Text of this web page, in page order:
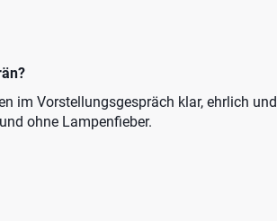
im Vorstellungsgespräch klar, ehrlich und
ohne Lampenfieber.